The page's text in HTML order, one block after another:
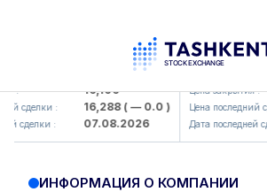
16,100
сделки : 16,288( — 0.0 )
сделки : 07.08.2026
KFSK
Цена закрытия :
Цена последний
Дата последней
ИНФОРМАЦИЯ О КОМПАНИИ